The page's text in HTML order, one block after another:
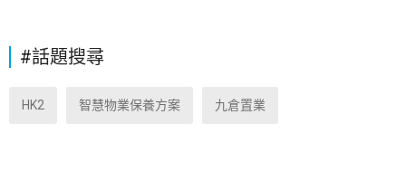
#話題搜尋
HK2 智慧物業保養方案 九倉置業